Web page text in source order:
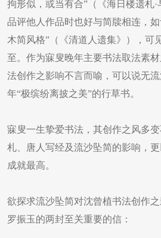
拘形似，或当有合”（《海日楼遗札
品评他人作品时也好与简牍相连，
木简风格”（《清道人遗集》），可
至。作为寐叟晚年主要书法取法素
法创作之影响不言而喻，可以说无
年“极缤纷离披之美”的行草书。
寐叟一生挚爱书法，其创作之风多
札、唐人写经及流沙坠简的影响，
成就最高。
欲探求流沙坠简对沈曾植书法创作
罗振玉的两封至关重要的信：